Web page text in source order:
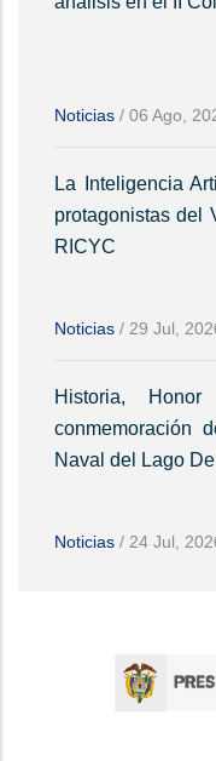
Noticias / 06 Ago,
La Inteligencia
protagonistas del
RICYC
Noticias / 29 Jul,
Historia,
conmemoración
Naval del Lago
Noticias / 24 Jul,